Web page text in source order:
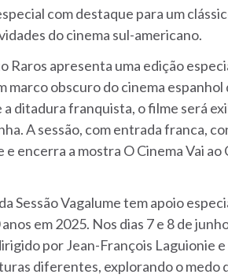
com destaque para um
do cinema sul-americano.
Raros apresenta uma edição
marco obscuro do cinema
ditadura franquista, o filme será
A sessão, com entrada franca,
encerra a mostra O Cinema Vai ao
Sessão Vagalume tem apoio
em 2025. Nos dias 7 e 8 de
por Jean-François Laguionie
diferentes, explorando o medo